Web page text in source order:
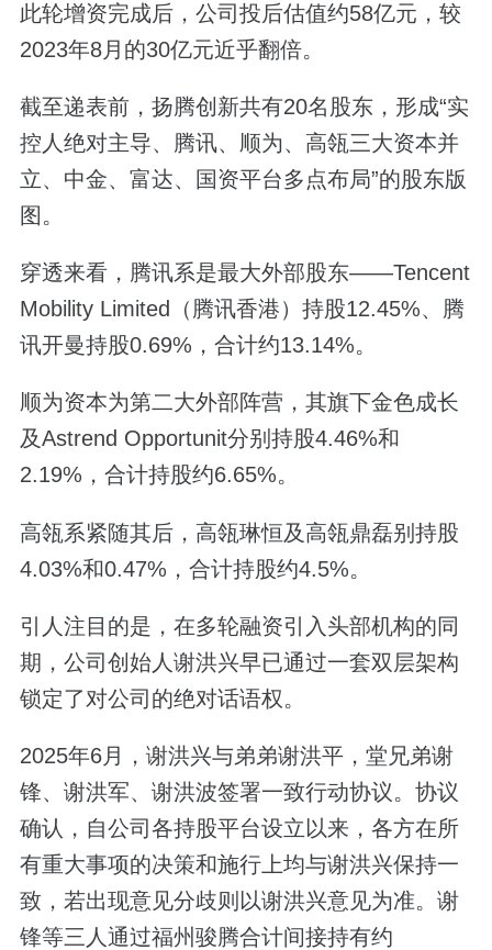
此轮增资完成后，公司投后估值约58亿元，较
2023年8月的30亿元近乎翻倍。
截至递表前，扬腾创新共有20名股东，形成“实
控人绝对主导、腾讯、顺为、高瓴三大资本并
立、中金、富达、国资平台多点布局”的股东版
图。
穿透来看，腾讯系是最大外部股东——Tencent
Mobility Limited（腾讯香港）持股12.45%、腾
讯开曼持股0.69%，合计约13.14%。
顺为资本为第二大外部阵营，其旗下金色成长
及Astrend Opportunit分别持股4.46%和
2.19%，合计持股约6.65%。
高瓴系紧随其后，高瓴琳恒及高瓴鼎磊别持股
4.03%和0.47%，合计持股约4.5%。
引人注目的是，在多轮融资引入头部机构的同
期，公司创始人谢洪兴早已通过一套双层架构
锁定了对公司的绝对话语权。
2025年6月，谢洪兴与弟弟谢洪平，堂兄弟谢
锋、谢洪军、谢洪波签署一致行动协议。协议
确认，自公司各持股平台设立以来，各方在所
有重大事项的决策和施行上均与谢洪兴保持一
致，若出现意见分歧则以谢洪兴意见为准。谢
锋等三人通过福州骏腾合计间接持有约